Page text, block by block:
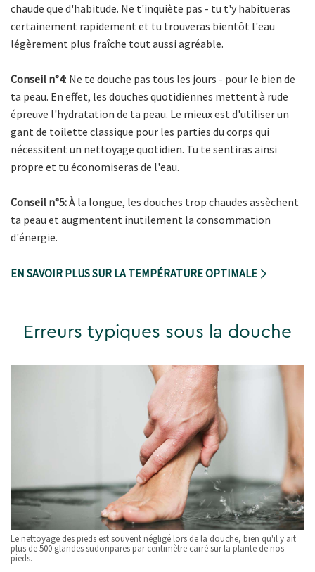
chaude que d'habitude. Ne t'inquiète pas - tu t'y habitueras
certainement rapidement et tu trouveras bientôt l'eau
légèrement plus fraîche tout aussi agréable.
Conseil n°4: Ne te douche pas tous les jours - pour le bien de
ta peau. En effet, les douches quotidiennes mettent à rude
épreuve l'hydratation de ta peau. Le mieux est d'utiliser un
gant de toilette classique pour les parties du corps qui
nécessitent un nettoyage quotidien. Tu te sentiras ainsi
propre et tu économiseras de l'eau.
Conseil n°5:À la longue, les douches trop chaudes assèchent
ta peau et augmentent inutilement la consommation
d'énergie.
EN SAVOIR PLUS SUR LA TEMPÉRATURE OPTIMALE
Erreurs typiques sous la douche
Le nettoyage des pieds est souvent négligé lors de la douche, bien qu'il y ait
plus de 500 glandes sudoripares par centimètre carré sur la plante de nos
pieds.